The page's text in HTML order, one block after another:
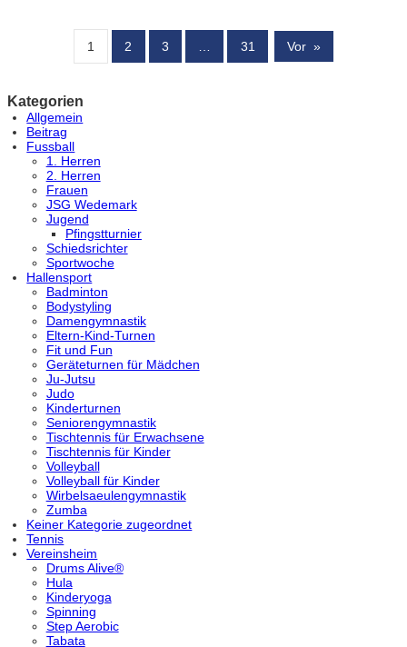
1 2 3 … 31 Vor »
Kategorien
Allgemein
Beitrag
Fussball
1. Herren
2. Herren
Frauen
JSG Wedemark
Jugend
Pfingstturnier
Schiedsrichter
Sportwoche
Hallensport
Badminton
Bodystyling
Damengymnastik
Eltern-Kind-Turnen
Fit und Fun
Geräteturnen für Mädchen
Ju-Jutsu
Judo
Kinderturnen
Seniorengymnastik
Tischtennis für Erwachsene
Tischtennis für Kinder
Volleyball
Volleyball für Kinder
Wirbelsaeulengymnastik
Zumba
Keiner Kategorie zugeordnet
Tennis
Vereinsheim
Drums Alive®
Hula
Kinderyoga
Spinning
Step Aerobic
Tabata